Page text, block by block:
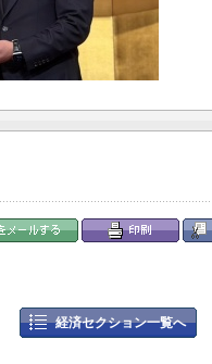
経済セクション一覧へ